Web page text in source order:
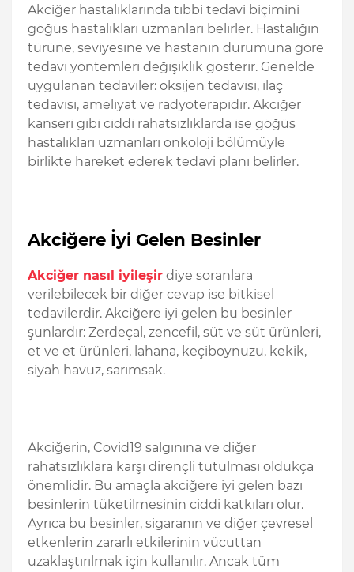
Akciğer hastalıklarında tıbbi tedavi biçimini
göğüs hastalıkları uzmanları belirler. Hastalığın
türüne, seviyesine ve hastanın durumuna göre
tedavi yöntemleri değişiklik gösterir. Genelde
uygulanan tedaviler: oksijen tedavisi, ilaç
tedavisi, ameliyat ve radyoterapidir. Akciğer
kanseri gibi ciddi rahatsızlıklarda ise göğüs
hastalıkları uzmanları onkoloji bölümüyle
birlikte hareket ederek tedavi planı belirler.
Akciğere İyi Gelen Besinler
Akciğer nasıl iyileşir diye soranlara
verilebilecek bir diğer cevap ise bitkisel
tedavilerdir. Akciğere iyi gelen bu besinler
şunlardır: Zerdeçal, zencefil, süt ve süt ürünleri,
et ve et ürünleri, lahana, keçiboynuzu, kekik,
siyah havuz, sarımsak.
Akciğerin, Covid19 salgınına ve diğer
rahatsızlıklara karşı dirençli tutulması oldukça
önemlidir. Bu amaçla akciğere iyi gelen bazı
besinlerin tüketilmesinin ciddi katkıları olur.
Ayrıca bu besinler, sigaranın ve diğer çevresel
etkenlerin zararlı etkilerinin vücuttan
uzaklaştırılmak için kullanılır. Ancak tüm